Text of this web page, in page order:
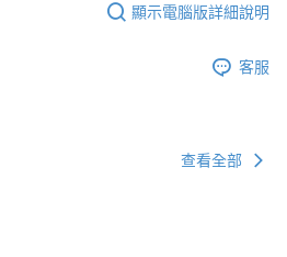
顯示電腦版詳細說明
客服
查看全部